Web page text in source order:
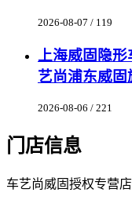
2026-08-07 / 119
上海威固隐
艺尚浦东威固
2026-08-06 / 221
门店信息
车艺尚威固授权专营